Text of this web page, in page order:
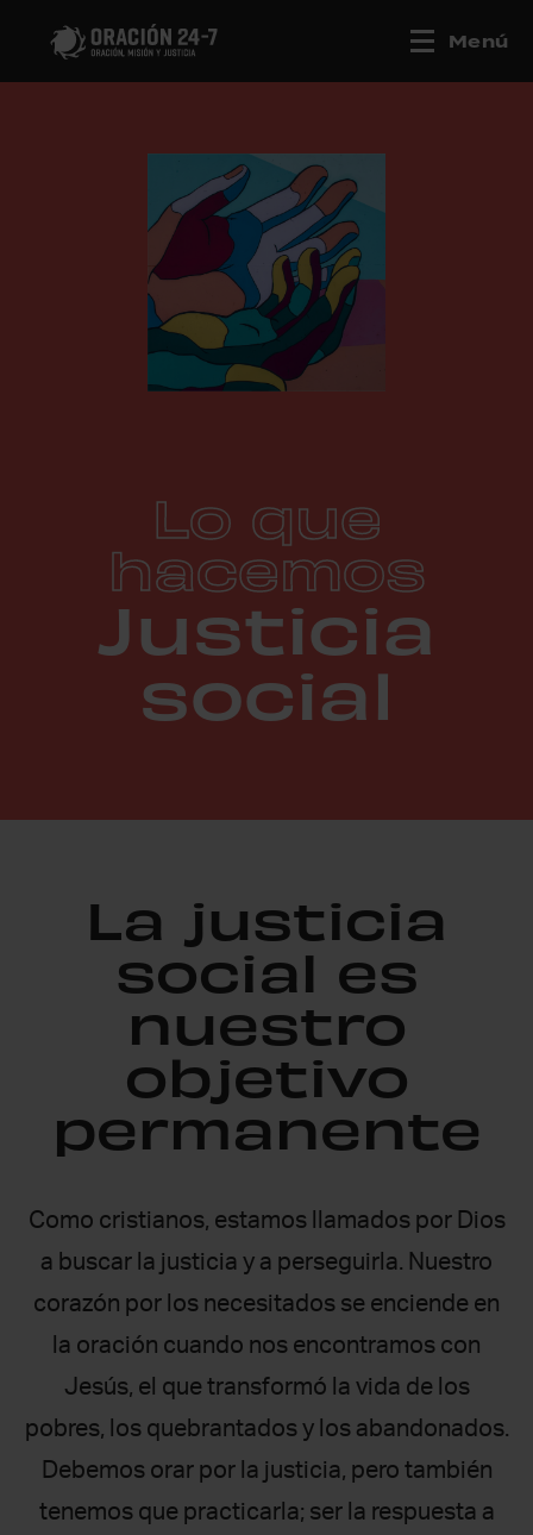
Menú
Lo que
hacemos
Justicia
social
La justicia
social es
nuestro
objetivo
permanente
Como cristianos, estamos llamados por Dios
a buscar la justicia y a perseguirla. Nuestro
corazón por los necesitados se enciende en
la oración cuando nos encontramos con
Jesús, el que transformó la vida de los
pobres, los quebrantados y los abandonados.
Debemos orar por la justicia, pero también
tenemos que practicarla; ser la respuesta a